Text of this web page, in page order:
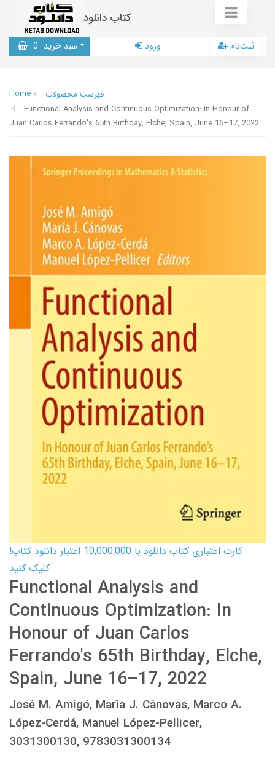
کتاب دانلود
سبد خرید 0 ورود ثبت‌نام
Home
فهرست محصولات
Functional Analysis and Continuous Optimization: In Honour of
Juan Carlos Ferrando's 65th Birthday, Elche, Spain, June 16–17, 2022
کارت اعتباری کتاب دانلود با 10,000,000 اعتبار دانلود کتاب!
کلیک کنید
Functional Analysis and
Continuous Optimization: In
Honour of Juan Carlos
Ferrando's 65th Birthday, Elche,
Spain, June 16–17, 2022
José M. Amigó, María J. Cánovas, Marco A.
López-Cerdá, Manuel López-Pellicer,
3031300130, 9783031300134